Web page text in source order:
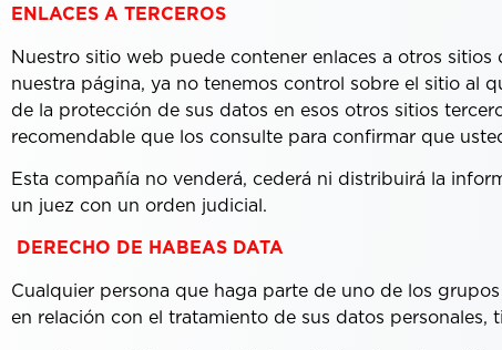
ENLACES A TERCEROS
Nuestro sitio web puede contener enlaces a otros
nuestra página, ya no tenemos control sobre el sitio al
de la protección de sus datos en esos otros sitios
recomendable que los consulte para confirmar que
Esta compañía no venderá, cederá ni distribuirá la
un juez con un orden judicial.
DERECHO DE HABEAS DATA
Cualquier persona que haga parte de uno de los
en relación con el tratamiento de sus datos personales,